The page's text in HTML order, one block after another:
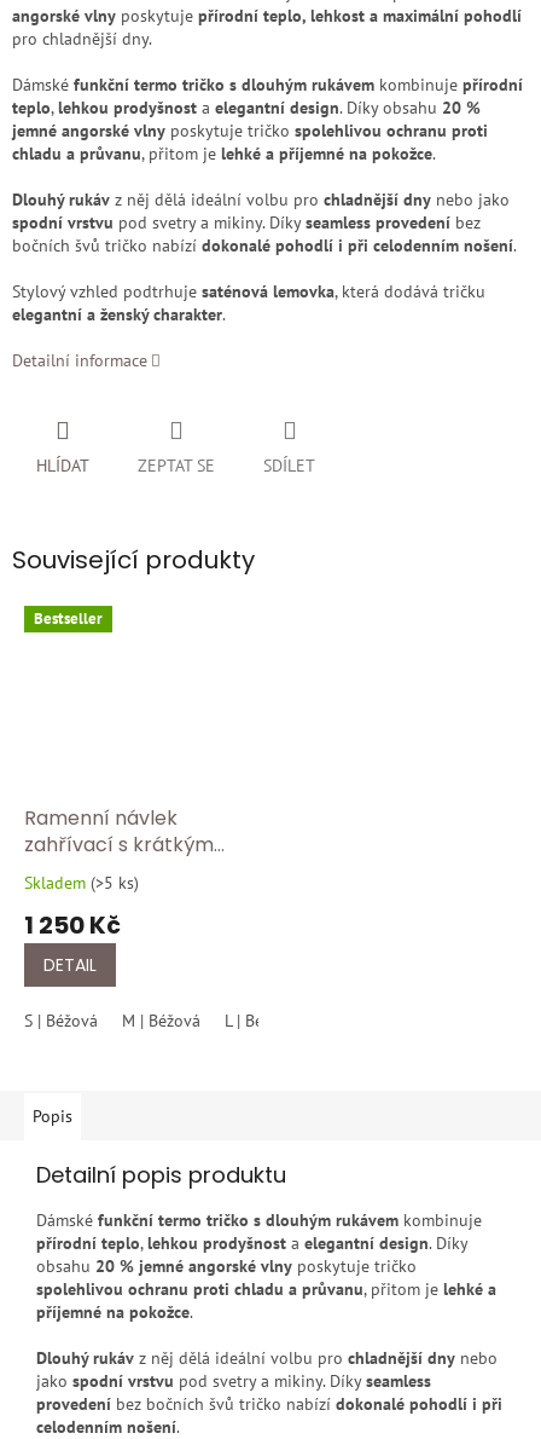
angorské vlny poskytuje přírodní teplo, lehkost a maximální pohodlí
pro chladnější dny.
Dámské funkční termo tričko s dlouhým rukávem kombinuje přírodní
teplo,lehkou prodyšnost a elegantní design. Díky obsahu 20 %
jemné angorské vlny poskytuje tričko spolehlivou ochranu proti
chladu a průvanu, přitom je lehké a příjemné na pokožce.
Dlouhý rukáv z něj dělá ideální volbu pro chladnější dny nebo jako
spodní vrstvu pod svetry a mikiny. Díkyseamless provedení bez
bočních švů tričko nabízí dokonalé pohodlí i při celodenním nošení.
Stylový vzhled podtrhuje saténová lemovka, která dodává tričku
elegantní a ženský charakter.
Detailní informace
ZEPTAT SE
HLÍDAT SDÍLET
Související produkty
Bestseller
Ramenní návlek
zahřívací s krátkým
rukávem Medima Hřejivý
návlek na ramena
Medima – přírodní
ochrana ramen a šíje
Průměrné
produktu
5,0
5
Skladem (>5 ks)
1 250 Kč
DETAIL
S | Béžová M | Béžová L | Béžová
Popis
Detailní popis produktu
Dámské funkční termo tričko s dlouhým rukávem kombinuje
přírodní teplo,lehkou prodyšnost a elegantní design. Díky
obsahu 20 % jemné angorské vlny poskytuje tričko
spolehlivou ochranu proti chladu a průvanu, přitom je lehké a
příjemné na pokožce.
Dlouhý rukáv z něj dělá ideální volbu pro chladnější dny nebo
jako spodní vrstvu pod svetry a mikiny. Díkyseamless
provedení bez bočních švů tričko nabízí dokonalé pohodlí i při
celodenním nošení.